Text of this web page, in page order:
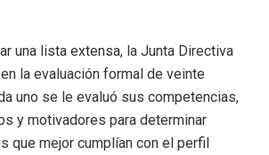
una lista extensa, la Junta Directiva
la evaluación formal de veinte
uno se le evaluó sus competencias,
y motivadores para determinar
que mejor cumplían con el perfil